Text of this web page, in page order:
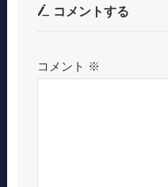
コメントする
コメント ※